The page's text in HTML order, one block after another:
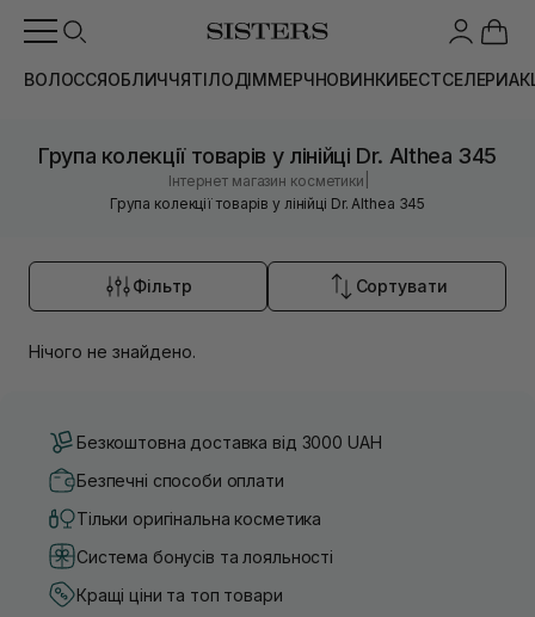
ВОЛОССЯОБЛИЧЧЯТІЛОДІММЕРЧНОВИНКИБЕСТСЕЛЕРИ
Група колекції товарів у лінійці Dr. Althea 345
Інтернет магазин косметики
Група колекції товарів у лінійці Dr. Althea 345
Фільтр Сортувати
Нічого не знайдено.
Безкоштовна доставка від 3000 UAH
Безпечні способи оплати
Тільки оригінальна косметика
Система бонусів та лояльності
Кращі ціни та топ товари